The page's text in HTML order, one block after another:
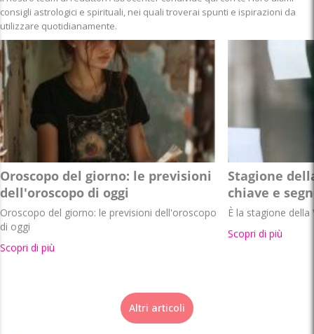
consigli astrologici e spirituali, nei quali troverai spunti e ispirazioni da
utilizzare quotidianamente.
Oroscopo del giorno: le previsioni
dell'oroscopo di oggi
Oroscopo del giorno: le previsioni dell'oroscopo
di oggi
Scopri di più
Stagione
chiave e
È la stagione della
Scopri di più
Altri articoli